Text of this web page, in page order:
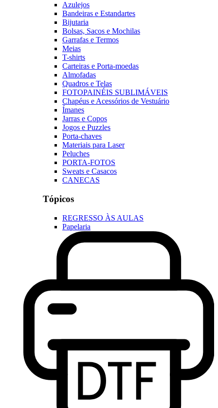
Azulejos
Bandeiras e Estandartes
Bijutaria
Bolsas, Sacos e Mochilas
Garrafas e Termos
Meias
T-shirts
Carteiras e Porta-moedas
Almofadas
Quadros e Telas
FOTOPAINÉIS SUBLIMÁVEIS
Chapéus e Acessórios de Vestuário
Ímanes
Jarras e Copos
Jogos e Puzzles
Porta-chaves
Materiais para Laser
Peluches
PORTA-FOTOS
Sweats e Casacos
CANECAS
Tópicos
REGRESSO ÀS AULAS
Papelaria